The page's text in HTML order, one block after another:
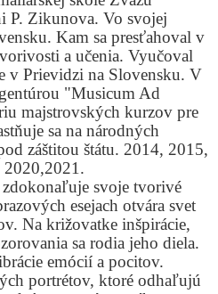
P. Zikunova. Vo svojej
Kam sa presťahoval v
a učenia. Vyučoval
v Prievidzi na Slovensku. V
"Musicum Ad
majstrovských kurzov pre
sa na národných
záštitou štátu. 2014, 2015,
svoje tvorivé
esejach otvára svet
Na križovatke inšpirácie,
sa rodia jeho diela.
emócií a pocitov.
portrétov, ktoré odhaľujú